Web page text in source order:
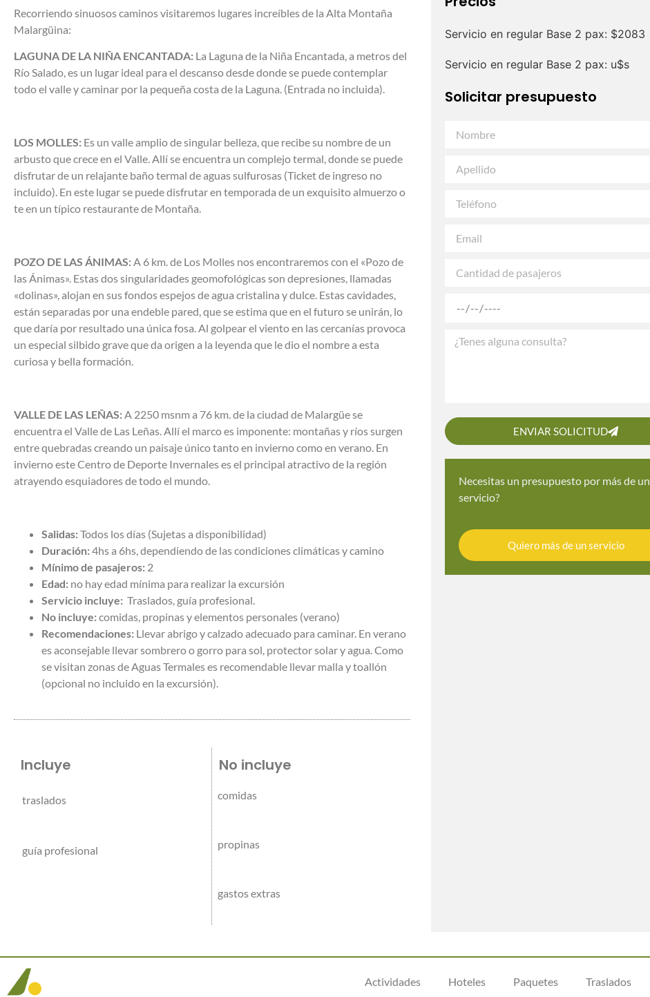
Recorriendo sinuosos caminos visitaremos lugares increíbles de la Alta Montaña
Malargüina:
LAGUNA DE LA NIÑA ENCANTADA: La Laguna de la Niña Encantada, a metros del
Río Salado, es un lugar ideal para el descanso desde donde se puede contemplar
todo el valle y caminar por la pequeña costa de la Laguna. (Entrada no incluida).
LOS MOLLES: Es un valle amplio de singular belleza, que recibe su nombre de un
arbusto que crece en el Valle. Allí se encuentra un complejo termal, donde se puede
disfrutar de un relajante baño termal de aguas sulfurosas (Ticket de ingreso no
incluido). En este lugar se puede disfrutar en temporada de un exquisito almuerzo o
te en un típico restaurante de Montaña.
POZO DE LAS ÁNIMAS:A 6 km. de Los Molles nos encontraremos con el «Pozo de
las Ánimas». Estas dos singularidades geomofológicas son depresiones, llamadas
«dolinas», alojan en sus fondos espejos de agua cristalina y dulce. Estas cavidades,
están separadas por una endeble pared, que se estima que en el futuro se unirán, lo
que daría por resultado una única fosa. Al golpear el viento en las cercanías provoca
un especial silbido grave que da origen a la leyenda que le dio el nombre a esta
curiosa y bella formación.
VALLE DE LAS LEÑAS: A 2250 msnm a 76 km. de la ciudad de Malargüe se
encuentra el Valle de Las Leñas. Allí el marco es imponente: montañas y ríos surgen
entre quebradas creando un paisaje único tanto en invierno como en verano. En
invierno este Centro de Deporte Invernales es el principal atractivo de la región
atrayendo esquiadores de todo el mundo.
Salidas:Todos los días (Sujetas a disponibilidad)
Duración:4hs a 6hs, dependiendo de las condiciones climáticas y camino
Mínimo de pasajeros: 2
Edad: no hay edad mínima para realizar la excursión
Servicio incluye: Traslados , guía profesional.
No incluye:comidas, propinas y elementos personales (verano)
Recomendaciones: Llevar abrigo y calzado adecuado para caminar. En verano
es aconsejable llevar sombrero o gorro para sol, protector solar y agua. Como
se visitan zonas de Aguas Termales es recomendable llevar malla y toallón
(opcional no incluido en la excursión).
Incluye
traslados
guía profesional
No incluye
comidas
propinas
gastos extras
Servicio en regular Base 2 pax: $2083
Servicio en regular Base 2 pax: u$s
Solicitar presupuesto
ENVIAR SOLICITUD
Necesitas un presupuesto por más de un
servicio?
Quiero más de un servicio
Actividades Hoteles Paquetes Traslados